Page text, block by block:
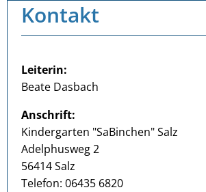
Kontakt
Leiterin:
Beate Dasbach
Anschrift:
Kindergarten "SaBinchen" Salz
Adelphusweg 2
56414 Salz
Telefon: 06435 6820